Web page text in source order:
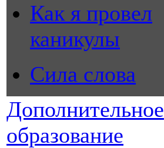
Как я провел
каникулы
Сила слова
Дополнительное
образование